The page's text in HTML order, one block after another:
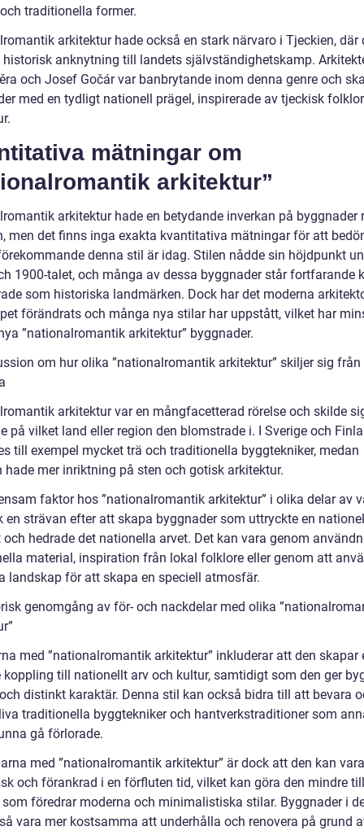
traditionella former.
arkitektur hade också en stark närvaro i Tjeckien, där
historisk anknytning till landets självständighetskamp.
och Josef Gočár var banbrytande inom denna genre och
med en tydligt nationell prägel, inspirerade av tjeckisk
mätningar om
arkitektur”
arkitektur hade en betydande inverkan på byggnader
men det finns inga exakta kvantitativa mätningar för att
denna stil är idag. Stilen nådde sin höjdpunkt
1900-talet, och många av dessa byggnader står fortfarande
som historiska landmärken. Dock har det moderna
förändrats och många nya stilar har uppstått, vilket har
”nationalromantik arkitektur” byggnader.
om hur olika ”nationalromantik arkitektur” skiljer sig från
arkitektur var en mångfacetterad rörelse och skilde
på vilket land eller region den blomstrade i. I Sverige och
till exempel mycket trä och traditionella byggtekniker, medan
hade mer inriktning på sten och gotisk arkitektur.
faktor hos ”nationalromantik arkitektur” i olika delar av
en strävan efter att skapa byggnader som uttryckte en
hedrade det nationella arvet. Det kan vara genom
material, inspiration från lokal folklore eller genom att
landskap för att skapa en speciell atmosfär.
genomgång av för- och nackdelar med olika
med ”nationalromantik arkitektur” inkluderar att den skapar
koppling till nationellt arv och kultur, samtidigt som den ger
distinkt karaktär. Denna stil kan också bidra till att bevara
traditionella byggtekniker och hantverkstraditioner som
gå förlorade.
med ”nationalromantik arkitektur” är dock att den kan vara
och förankrad i en förfluten tid, vilket kan göra den mindre
föredrar moderna och minimalistiska stilar. Byggnader i
vara mer kostsamma att underhålla och renovera på grund